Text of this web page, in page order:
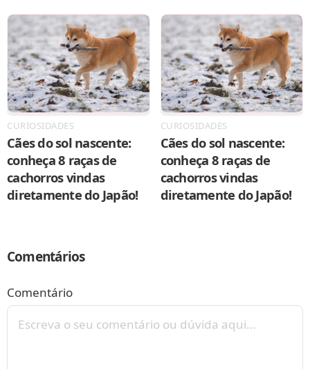
CURIOSIDADES
Cães do sol nascente:
conheça 8 raças de
cachorros vindas
diretamente do Japão!
CURIOSIDADES
Cães do sol nascente:
conheça 8 raças de
cachorros vindas
diretamente do Japão!
Comentários
Comentário